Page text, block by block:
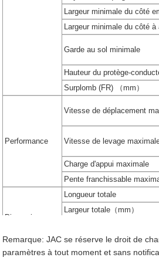
Largeur minimale du côté
Largeur minimale du côté à
Garde au sol minimale
Hauteur du protège-
Surplomb (FR) （mm）
Performance
Vitesse de déplacement
Vitesse de levage
Charge d'appui maximale
Pente franchissable
Dimensions
Longueur totale
Largeur totale（mm）
Hauteur du mât abaissé（
Remarque: JAC se réserve le droit de
paramètres à tout moment et sans